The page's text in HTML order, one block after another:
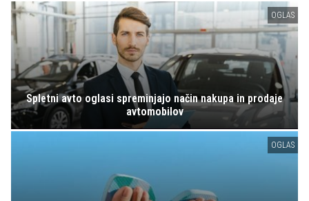
OGLAS
Spletni avto oglasi spreminjajo način nakupa in prodaje
avtomobilov
OGLAS